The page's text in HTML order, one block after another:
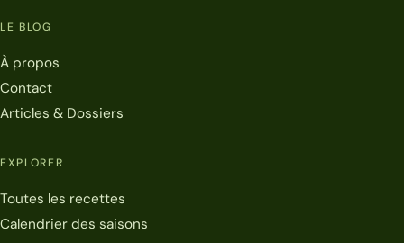
LE BLOG
À propos
Contact
Articles & Dossiers
EXPLORER
Toutes les recettes
Calendrier des saisons